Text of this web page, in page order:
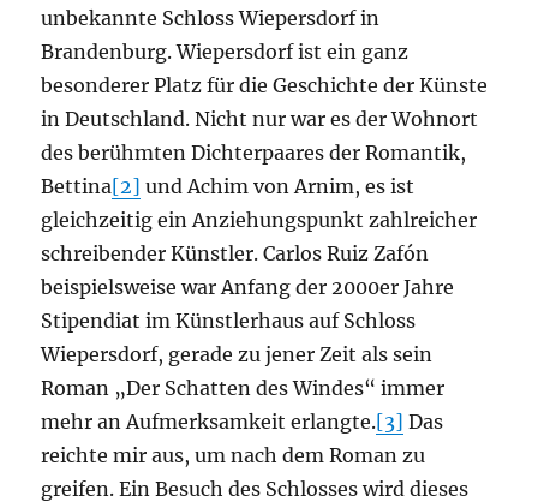
unbekannte Schloss Wiepersdorf in
Brandenburg. Wiepersdorf ist ein ganz
besonderer Platz für die Geschichte der Künste
in Deutschland. Nicht nur war es der Wohnort
des berühmten Dichterpaares der Romantik,
Bettina[2] und Achim von Arnim, es ist
gleichzeitig ein Anziehungspunkt zahlreicher
schreibender Künstler. Carlos Ruiz Zafón
beispielsweise war Anfang der 2000er Jahre
Stipendiat im Künstlerhaus auf Schloss
Wiepersdorf, gerade zu jener Zeit als sein
Roman „Der Schatten des Windes“ immer
mehr an Aufmerksamkeit erlangte.[3] Das
reichte mir aus, um nach dem Roman zu
greifen. Ein Besuch des Schlosses wird dieses